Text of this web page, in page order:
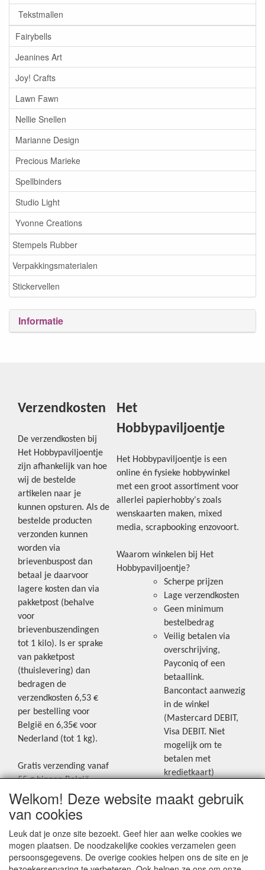
Tekstmallen
Fairybells
Jeanines Art
Joy! Crafts
Lawn Fawn
Nellie Snellen
Marianne Design
Precious Marieke
Spellbinders
Studio Light
Yvonne Creations
Stempels Rubber
Verpakkingsmaterialen
Stickervellen
Informatie
Verzendkosten
De verzendkosten bij
Het Hobbypaviljoentje
zijn afhankelijk van hoe
wij de bestelde
artikelen naar je
kunnen opsturen. Als de
bestelde producten
verzonden kunnen
worden via
brievenbuspost dan
betaal je daarvoor
lagere kosten dan via
pakketpost (behalve
voor
brievenbuszendingen
tot 1 kilo). Is er sprake
van pakketpost
(thuislevering) dan
bedragen de
verzendkosten 6,53 €
per bestelling voor
België en 6,35€ voor
Nederland (tot 1 kg).
Gratis verzending vanaf
55 € binnen België.
Gratis verzending vanaf
65 € naar Nederland.
Levering andere
landen: geen gratis
verzending, portkosten
worden aangerekend.
Het
Hobbypaviljoentje
Het Hobbypaviljoentje is een
online én fysieke hobbywinkel
met een groot assortiment voor
allerlei papierhobby's zoals
wenskaarten maken, mixed
media, scrapbooking enzovoort.
Waarom winkelen bij Het
Hobbypaviljoentje?
Scherpe prijzen
Lage verzendkosten
Geen minimum
bestelbedrag
Veilig betalen via
overschrijving,
Payconiq of een
betaallink.
Bancontact aanwezig
in de winkel
(Mastercard DEBIT,
Visa DEBIT. Niet
mogelijk om te
betalen met
kredietkaart)
Blijf op de hoogte van de laatste
onze Facebookpagina.
Welkom! Deze website maakt gebruik
van cookies
Leuk dat je onze site bezoekt. Geef hier aan welke cookies we
mogen plaatsen. De noodzakelijke cookies verzamelen geen
persoonsgegevens. De overige cookies helpen ons de site en je